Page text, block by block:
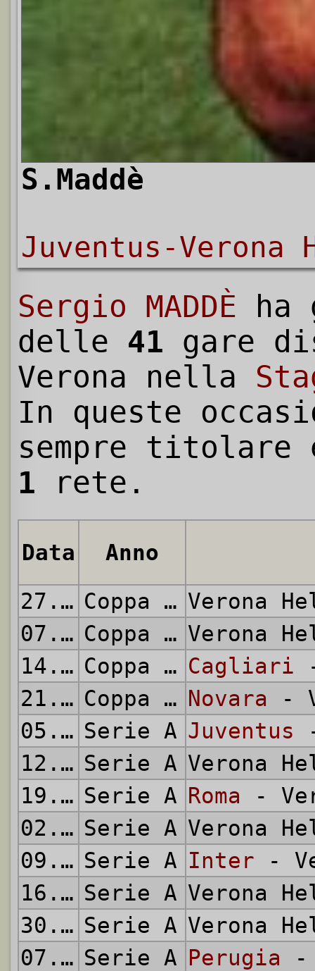
S.Maddè
Juventus-Verona
Sergio MADDÈ ha
delle 41 gare
Verona nella
In queste
sempre titolare
1 rete.
Data Anno
27.08.1975
Coppa Italia Verona
07.09.1975
Coppa Italia Verona
14.09.1975
Coppa Italia Cagliari
21.09.1975
Coppa Italia Novara -
05.10.1975 Serie A Juventus
12.10.1975 Serie A Verona
19.10.1975 Serie A Roma -
02.11.1975 Serie A Verona
09.11.1975 Serie A Inter -
16.11.1975 Serie A Verona
30.11.1975 Serie A Verona
07.12.1975 Serie A Perugia -